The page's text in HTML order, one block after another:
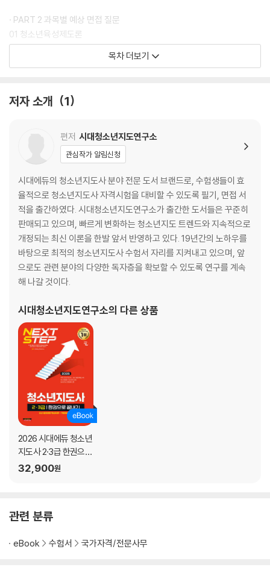
면접 공부를 시작하기 전 면접 관련 정보를 읽어보며 마음가짐을 다잡고,
면접장에 들어가기 직전 다시 한번 읽어보며 긴장을 풀고 생각을 정리해
보세요. 또한, 체크리스트를 활용하여 시험 준비가 어느 정도 되었는지 파
· PART 2 과목별 예상 면접 질문
01 청소년육성제도론
02 청소년지도방법론
06 청소년프로그램 개발과 평가
08 청소년복지
· PART 3 면접 기출문제 모음
2008~2025년 면접 기출문제
· PART 4 부 록
01 면접에 잘 나오는 시사상식
02 면접에 잘 나오는 청소년 관련 정보
목차 더보기
저자 소개 1
편저 시대청소년지도연구소
관심작가 알림신청
시대에듀의 청소년지도사 분야 전문 도서 브랜드로, 수험생들이 효
율적으로 청소년지도사 자격시험을 대비할 수 있도록 필기, 면접 서
적을 출간하였다. 시대청소년지도연구소가 출간한 도서들은 꾸준히
판매되고 있으며, 빠르게 변화하는 청소년지도 트렌드와 지속적으로
개정되는 최신 이론을 한발 앞서 반영하고 있다. 19년간의 노하우를
바탕으로 최적의 청소년지도사 수험서 자리를 지켜내고 있으며, 앞
으로도 관련 분야의 다양한 독자층을 확보할 수 있도록 연구를 계속
해 나갈 것이다.
시대청소년지도연구소의 다른 상품
2026 시대에듀 청소년
지도사 2·3급 한권으로
끝내기
32,900원
관련 분류
eBook 수험서 국가자격/전문사무